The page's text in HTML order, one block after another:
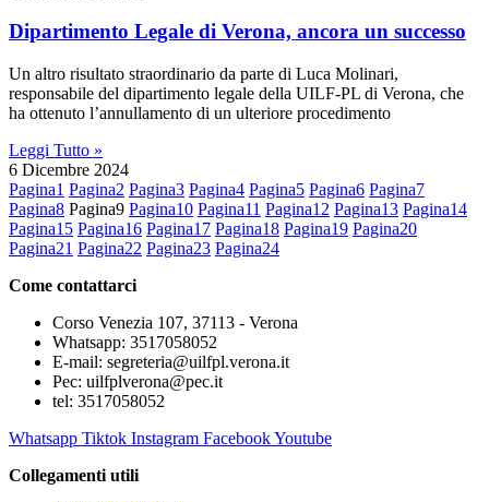
Dipartimento Legale di Verona, ancora un successo
Un altro risultato straordinario da parte di Luca Molinari,
responsabile del dipartimento legale della UILF-PL di Verona, che
ha ottenuto l’annullamento di un ulteriore procedimento
Leggi Tutto »
6 Dicembre 2024
Pagina1 Pagina2 Pagina3 Pagina4 Pagina5 Pagina6 Pagina7
Pagina8 Pagina9 Pagina10 Pagina11 Pagina12 Pagina13 Pagina14
Pagina15 Pagina16 Pagina17 Pagina18 Pagina19 Pagina20
Pagina21 Pagina22 Pagina23 Pagina24
Come contattarci
Corso Venezia 107, 37113 - Verona
Whatsapp: 3517058052
E-mail: segreteria@uilfpl.verona.it
Pec: uilfplverona@pec.it
tel: 3517058052
Whatsapp Tiktok Instagram FacebookYoutube
Collegamenti utili